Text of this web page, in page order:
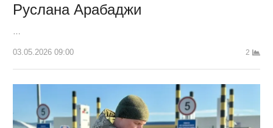
Руслана Арабаджи
03.05.2026 09:00 2